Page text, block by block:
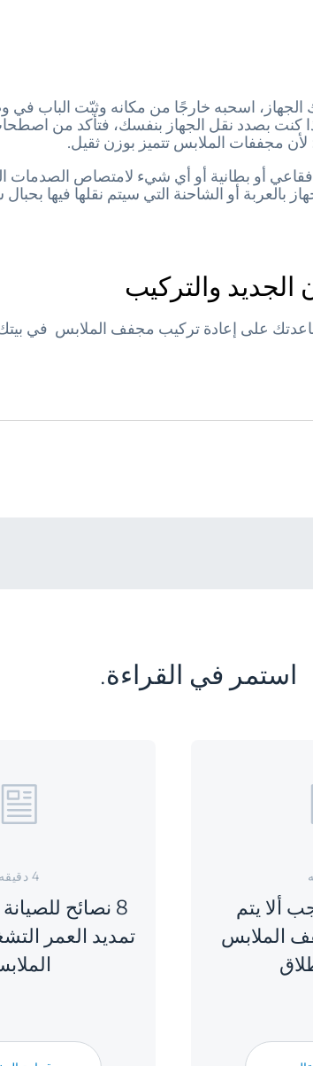
الجهاز، اسحبه خارجًا من مكانه وثبّت الباب في
كنت بصدد نقل الجهاز بنفسك، فتأكد من
مجففات الملابس تتميز بوزن ثقيل.
أو بطانية أو أي شيء لامتصاص الصدمات
بالعربة أو الشاحنة التي سيتم نقلها فيها
الجديد والتركيب
على إعادة تركيب مجفف الملابس في بيتك
استمر في القراءة.
ألا يتم
الملابس
4 دقيقه
8 نصائح
تمديد العمر